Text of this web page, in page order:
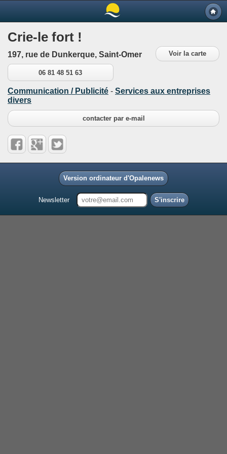
Crie-le fort !
Voir la carte
197, rue de Dunkerque, Saint-Omer
06 81 48 51 63
Communication / Publicité - Services aux entreprises
divers
contacter par e-mail
Version ordinateur d'Opalenews
Newsletter S'inscrire